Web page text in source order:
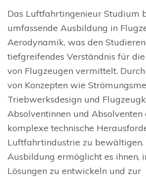
Das Luftfahrtingenieur Studium
umfassende Ausbildung in
Aerodynamik, was den
tiefgreifendes Verständnis für
von Flugzeugen vermittelt.
von Konzepten wie
Triebwerksdesign und
Absolventinnen und
komplexe technische
Luftfahrtindustrie zu bewältigen.
Ausbildung ermöglicht es ihnen,
Lösungen zu entwickeln und zur